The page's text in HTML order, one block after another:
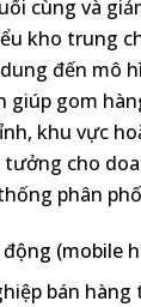
cùng và
kho trung
đến mô
giúp gom
khu vực
tưởng cho
phân
(mobile
bán hàng